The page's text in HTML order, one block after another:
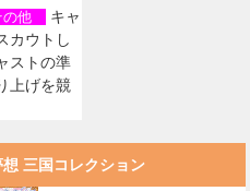
他
キャ
カウトし
ストの準
上げを競
三国コレクション